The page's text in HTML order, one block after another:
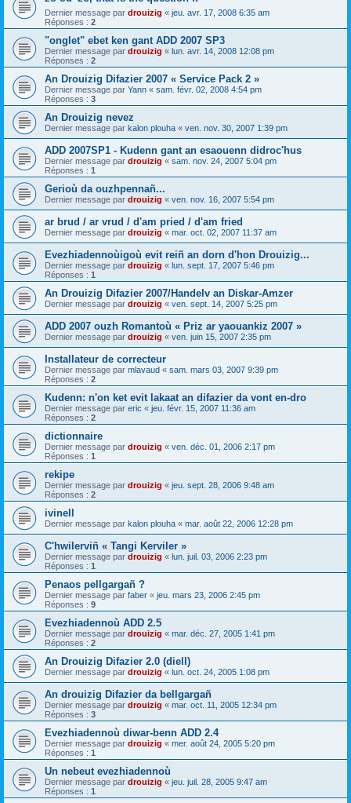
Dernier message par drouizig « jeu. avr. 17, 2008 6:35 am
Réponses : 2
"onglet" ebet ken gant ADD 2007 SP3
Dernier message par drouizig « lun. avr. 14, 2008 12:08 pm
Réponses : 2
An Drouizig Difazier 2007 « Service Pack 2 »
Dernier message par Yann « sam. févr. 02, 2008 4:54 pm
Réponses : 3
An Drouizig nevez
Dernier message par kalon plouha « ven. nov. 30, 2007 1:39 pm
ADD 2007SP1 - Kudenn gant an esaouenn didroc'hus
Dernier message par drouizig « sam. nov. 24, 2007 5:04 pm
Réponses : 1
Gerioù da ouzhpennañ...
Dernier message par drouizig « ven. nov. 16, 2007 5:54 pm
ar brud / ar vrud / d'am pried / d'am fried
Dernier message par drouizig « mar. oct. 02, 2007 11:37 am
Evezhiadennoùigoù evit reiñ an dorn d'hon Drouizig...
Dernier message par drouizig « lun. sept. 17, 2007 5:46 pm
Réponses : 1
An Drouizig Difazier 2007/Handelv an Diskar-Amzer
Dernier message par drouizig « ven. sept. 14, 2007 5:25 pm
ADD 2007 ouzh Romantoù « Priz ar yaouankiz 2007 »
Dernier message par drouizig « ven. juin 15, 2007 2:35 pm
Installateur de correcteur
Dernier message par mlavaud « sam. mars 03, 2007 9:39 pm
Réponses : 2
Kudenn: n'on ket evit lakaat an difazier da vont en-dro
Dernier message par eric « jeu. févr. 15, 2007 11:36 am
Réponses : 2
dictionnaire
Dernier message par drouizig « ven. déc. 01, 2006 2:17 pm
Réponses : 1
rekipe
Dernier message par drouizig « jeu. sept. 28, 2006 9:48 am
Réponses : 2
ivinell
Dernier message par kalon plouha « mar. août 22, 2006 12:28 pm
C'hwilerviñ « Tangi Kerviler »
Dernier message par drouizig « lun. juil. 03, 2006 2:23 pm
Réponses : 1
Penaos pellgargañ ?
Dernier message par faber « jeu. mars 23, 2006 2:45 pm
Réponses : 9
Evezhiadennoù ADD 2.5
Dernier message par drouizig « mar. déc. 27, 2005 1:41 pm
Réponses : 2
An Drouizig Difazier 2.0 (diell)
Dernier message par drouizig « lun. oct. 24, 2005 1:08 pm
An drouizig Difazier da bellgargañ
Dernier message par drouizig « mar. oct. 11, 2005 12:34 pm
Réponses : 3
Evezhiadennoù diwar-benn ADD 2.4
Dernier message par drouizig « mer. août 24, 2005 5:20 pm
Réponses : 1
Un nebeut evezhiadennoù
Dernier message par drouizig « jeu. juil. 28, 2005 9:47 am
Réponses : 1